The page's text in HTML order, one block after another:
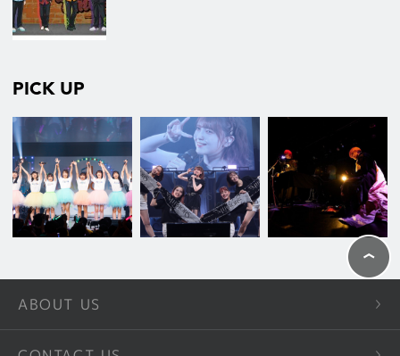
PICK UP
ABOUT US